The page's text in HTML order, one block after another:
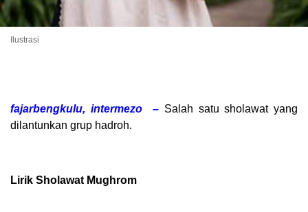
Ilustrasi
fajarbengkulu, intermezo – Salah satu sholawat yang
dilantunkan grup hadroh.
Lirik Sholawat Mughrom